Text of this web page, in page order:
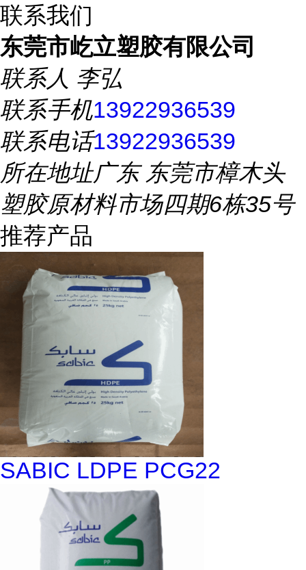
联系我们
东莞市屹立塑胶有限公司
联系人 李弘
联系手机13922936539
联系电话13922936539
所在地址广东 东莞市樟木头
塑胶原材料市场四期6栋35号
推荐产品
SABIC LDPE PCG22